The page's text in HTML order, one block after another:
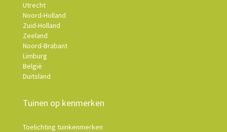
Utrecht
Noord-Holland
Zuid-Holland
Zeeland
Noord-Brabant
Limburg
België
Duitsland
Tuinen op kenmerken
Toelichting tuinkenmerken